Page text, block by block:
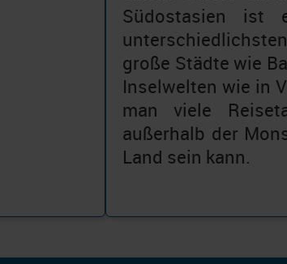
Südostasien ist
große Städte wie
Inselwelten wie in
man viele
außerhalb der
Land sein kann.